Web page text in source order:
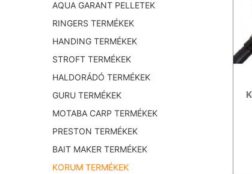
AQUA GARANT PELLETEK
RINGERS TERMÉKEK
HANDING TERMÉKEK
STROFT TERMÉKEK
HALDORÁDÓ TERMÉKEK
GURU TERMÉKEK
MOTABA CARP TERMÉKEK
PRESTON TERMÉKEK
BAIT MAKER TERMÉKEK
KORUM TERMÉKEK